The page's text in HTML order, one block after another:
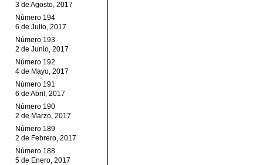
3 de Agosto, 2017
Número 194
6 de Julio, 2017
Número 193
2 de Junio, 2017
Número 192
4 de Mayo, 2017
Número 191
6 de Abril, 2017
Número 190
2 de Marzo, 2017
Número 189
2 de Febrero, 2017
Número 188
5 de Enero, 2017